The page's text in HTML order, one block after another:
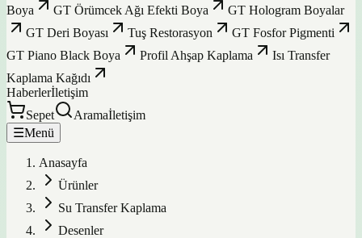
Boya
GT Örümcek Ağı Efekti Boya
GT Hologram Boyalar
GT Deri Boyası
Tuş Restorasyon
GT Fosfor Pigmenti
GT Piano Black Boya
Profil Ahşap Kaplama
Isı Transfer
Kaplama Kağıdı
Haberlerİletişim
Sepet
Aramaİletişim
☰Menü
Anasayfa
Ürünler
Su Transfer Kaplama
Desenler